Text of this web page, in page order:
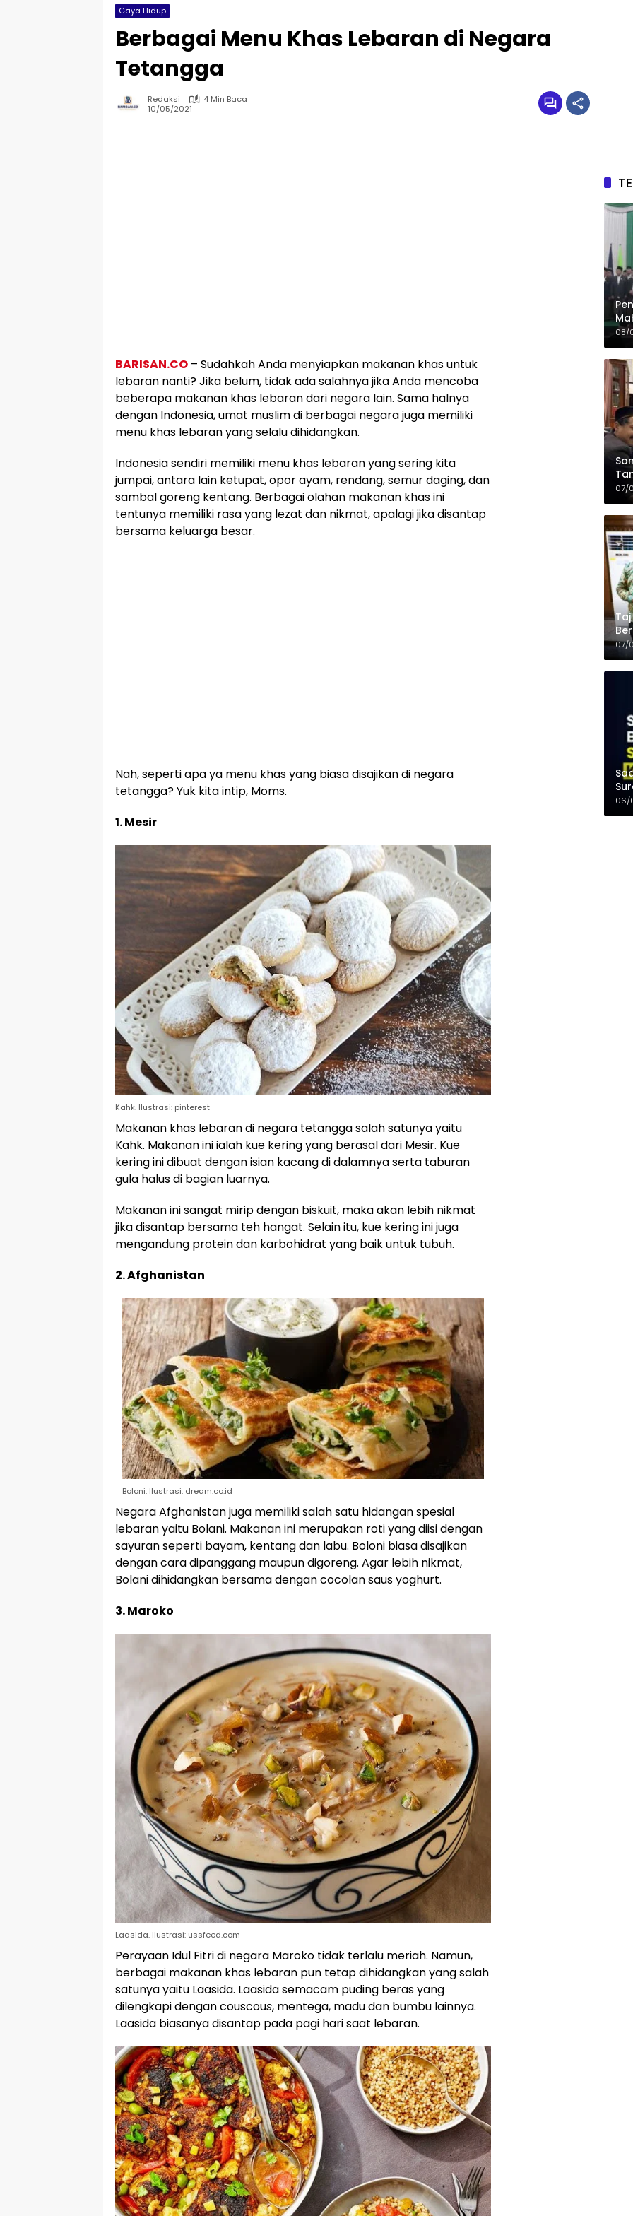
Gaya Hidup
Berbagai Menu Khas Lebaran di Negara
Tetangga
Redaksi
4 Min Baca
10/05/2021
BARISAN.CO – Sudahkah Anda menyiapkan makanan khas untuk
lebaran nanti? Jika belum, tidak ada salahnya jika Anda mencoba
beberapa makanan khas lebaran dari negara lain. Sama halnya
dengan Indonesia, umat muslim di berbagai negara juga memiliki
menu khas lebaran yang selalu dihidangkan.
Indonesia sendiri memiliki menu khas lebaran yang sering kita
jumpai, antara lain ketupat, opor ayam, rendang, semur daging, dan
sambal goreng kentang. Berbagai olahan makanan khas ini
tentunya memiliki rasa yang lezat dan nikmat, apalagi jika disantap
bersama keluarga besar.
Nah, seperti apa ya menu khas yang biasa disajikan di negara
tetangga? Yuk kita intip, Moms.
1. Mesir
Kahk. Ilustrasi: pinterest
Makanan khas lebaran di negara tetangga salah satunya yaitu
Kahk. Makanan ini ialah kue kering yang berasal dari Mesir. Kue
kering ini dibuat dengan isian kacang di dalamnya serta taburan
gula halus di bagian luarnya.
Makanan ini sangat mirip dengan biskuit, maka akan lebih nikmat
jika disantap bersama teh hangat. Selain itu, kue kering ini juga
mengandung protein dan karbohidrat yang baik untuk tubuh.
2. Afghanistan
Boloni. Ilustrasi: dream.co.id
Negara Afghanistan juga memiliki salah satu hidangan spesial
lebaran yaitu Bolani. Makanan ini merupakan roti yang diisi dengan
sayuran seperti bayam, kentang dan labu. Boloni biasa disajikan
dengan cara dipanggang maupun digoreng. Agar lebih nikmat,
Bolani dihidangkan bersama dengan cocolan saus yoghurt.
3. Maroko
Laasida. Ilustrasi: ussfeed.com
Perayaan Idul Fitri di negara Maroko tidak terlalu meriah. Namun,
berbagai makanan khas lebaran pun tetap dihidangkan yang salah
satunya yaitu Laasida. Laasida semacam puding beras yang
dilengkapi dengan couscous, mentega, madu dan bumbu lainnya.
Laasida biasanya disantap pada pagi hari saat lebaran.
08/
07/
07/
06/